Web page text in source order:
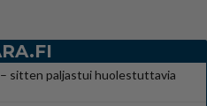
sitten paljastui huolestuttavia